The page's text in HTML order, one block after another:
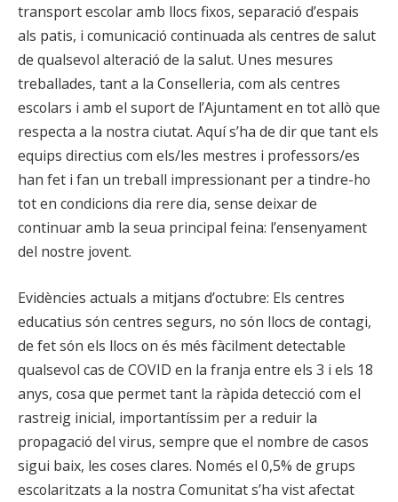
transport escolar amb llocs fixos, separació d’espais
als patis, i comunicació continuada als centres de salut
de qualsevol alteració de la salut. Unes mesures
treballades, tant a la Conselleria, com als centres
escolars i amb el suport de l’Ajuntament en tot allò que
respecta a la nostra ciutat. Aquí s’ha de dir que tant els
equips directius com els/les mestres i professors/es
han fet i fan un treball impressionant per a tindre-ho
tot en condicions dia rere dia, sense deixar de
continuar amb la seua principal feina: l’ensenyament
del nostre jovent.
Evidències actuals a mitjans d’octubre: Els centres
educatius són centres segurs, no són llocs de contagi,
de fet són els llocs on és més fàcilment detectable
qualsevol cas de COVID en la franja entre els 3 i els 18
anys, cosa que permet tant la ràpida detecció com el
rastreig inicial, importantíssim per a reduir la
propagació del virus, sempre que el nombre de casos
sigui baix, les coses clares. Només el 0,5% de grups
escolaritzats a la nostra Comunitat s’ha vist afectat